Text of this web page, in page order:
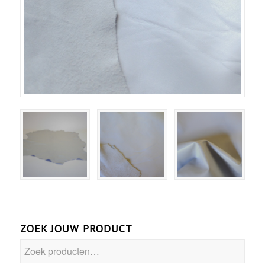
ZOEK JOUW PRODUCT